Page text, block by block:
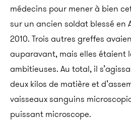
médecins pour mener à bien
sur un ancien soldat blessé en
2010. Trois autres greffes
auparavant, mais elles étaient
ambitieuses. Au total, il
deux kilos de matière et
vaisseaux sanguins
puissant microscope.